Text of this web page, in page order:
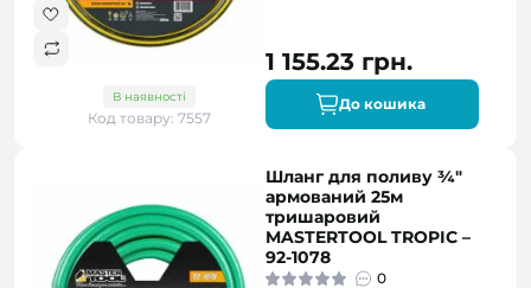
В наявності
Код товару: 7557
1 155.23 грн.
До кошика
Шланг для поливу ¾"
армований 25м
тришаровий
MASTERTOOL TROPIC –
92-1078
0